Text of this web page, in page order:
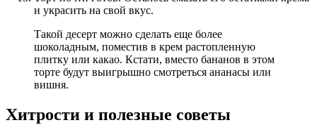
и украсить на свой вкус.
Такой десерт можно сделать еще более
шоколадным, поместив в крем растопленную
плитку или какао. Кстати, вместо бананов в этом
торте будут выигрышно смотреться ананасы или
вишня.
Хитрости и полезные советы